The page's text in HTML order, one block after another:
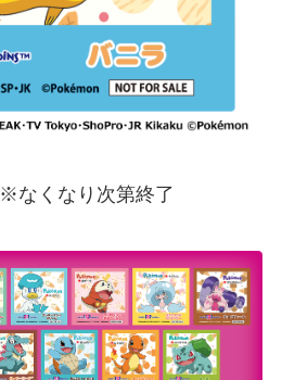
※なくなり次第終了